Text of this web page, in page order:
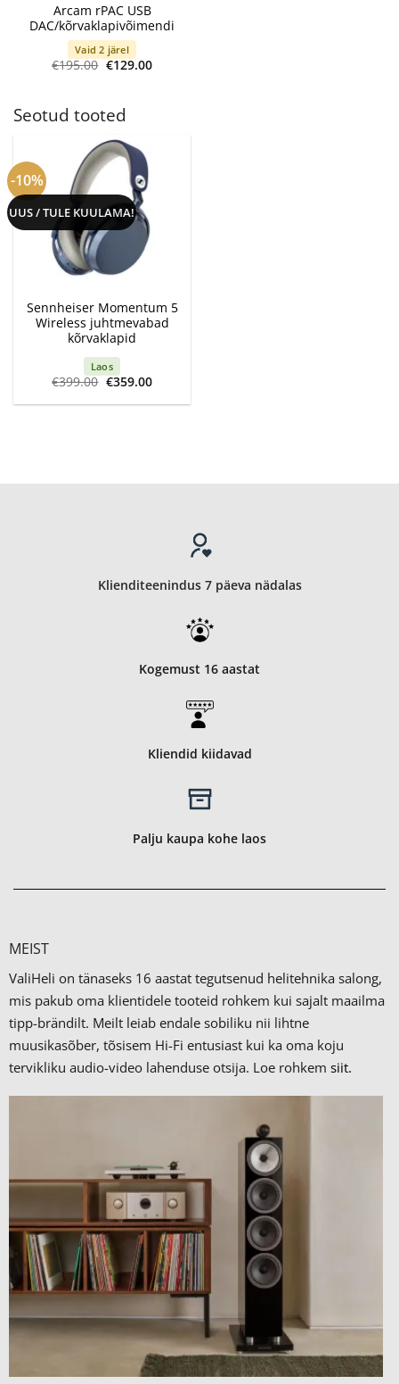
Arcam rPAC USB
DAC/kõrvaklapivõimendi
Vaid 2 järel
€195.00 Algne
hind
€129.00Current
Seotud tooted
-10%
UUS / TULE KUULAMA!
Sennheiser Momentum 5
Wireless juhtmevabad
kõrvaklapid
Laos
€399.00 Algne
hind
oli:
€359.00Current
is:
Klienditeenindus 7 päeva nädalas
Kogemust 16 aastat
Kliendid kiidavad
Palju kaupa kohe laos
MEIST
ValiHeli on tänaseks 16 aastat tegutsenud helitehnika salong,
mis pakub oma klientidele tooteid rohkem kui sajalt maailma
tipp-brändilt. Meilt leiab endale sobiliku nii lihtne
muusikasõber, tõsisem Hi-Fi entusiast kui ka oma koju
tervikliku audio-video lahenduse otsija. Loe rohkem siit.